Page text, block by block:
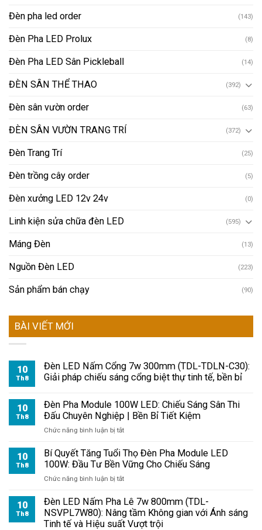
Đèn pha led order (143)
Đèn Pha LED Prolux (8)
Đèn Pha LED Sân Pickleball (14)
ĐÈN SÂN THỂ THAO (392)
Đèn sân vườn order (63)
ĐÈN SÂN VƯỜN TRANG TRÍ (372)
Đèn Trang Trí (25)
Đèn trồng cây order (5)
Đèn xưởng LED 12v 24v (0)
Linh kiện sửa chữa đèn LED (595)
Máng Đèn (13)
Nguồn Đèn LED (223)
Sản phẩm bán chạy (90)
BÀI VIẾT MỚI
10
Th8
Đèn LED Nấm Cổng 7w 300mm (TDL-TDLN-C30):
Giải pháp chiếu sáng cổng biệt thự tinh tế, bền bỉ
10
Th8
Đèn Pha Module 100W LED: Chiếu Sáng Sân Thi
Đấu Chuyên Nghiệp | Bền Bỉ Tiết Kiệm
Chức năng bình luận bị tắtở
Pha
Module
100W
LED:
Sáng
Sân
Thi
10
Th8
Bí Quyết Tăng Tuổi Thọ Đèn Pha Module LED
100W: Đầu Tư Bền Vững Cho Chiếu Sáng
Chức năng bình luận bị tắtở
Quyết
Tăng
Tuổi
10
Th8
Đèn LED Nấm Pha Lê 7w 800mm (TDL-
NSVPL7W80): Nâng tầm Không gian với Ánh sáng
Tinh tế và Hiệu suất Vượt trội